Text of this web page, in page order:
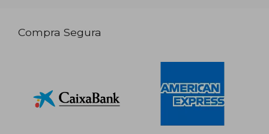
Compra Segura